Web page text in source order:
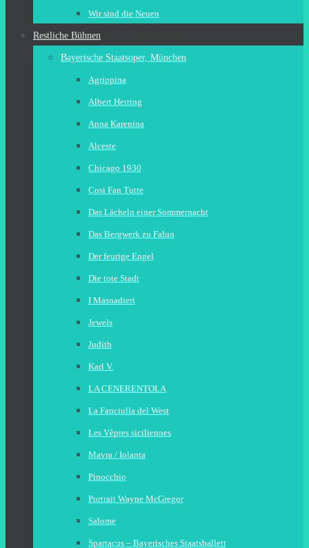
Wir sind die Neuen
Restliche Bühnen
Bayerische Staatsoper, München
Agrippina
Albert Herring
Anna Karenina
Alceste
Chicago 1930
Cosi Fan Tutte
Das Lächeln einer Sommernacht
Das Bergwerk zu Falun
Der feurige Engel
Die tote Stadt
I Masnadieri
Jewels
Judith
Karl V.
LA CENERENTOLA
La Fanciulla del West
Les Vêpres siciliennes
Mavra / Iolanta
Pinocchio
Portrait Wayne McGregor
Salome
Spartacus – Bayerisches Staatsballett